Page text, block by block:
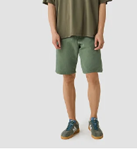
ПОМОЩЬ
БЫСТРАЯ СВЯЗЬ
+7 495 640 01 33
ТЕЛЕГРАММ